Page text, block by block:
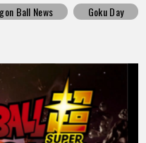
Ball News
Goku Day